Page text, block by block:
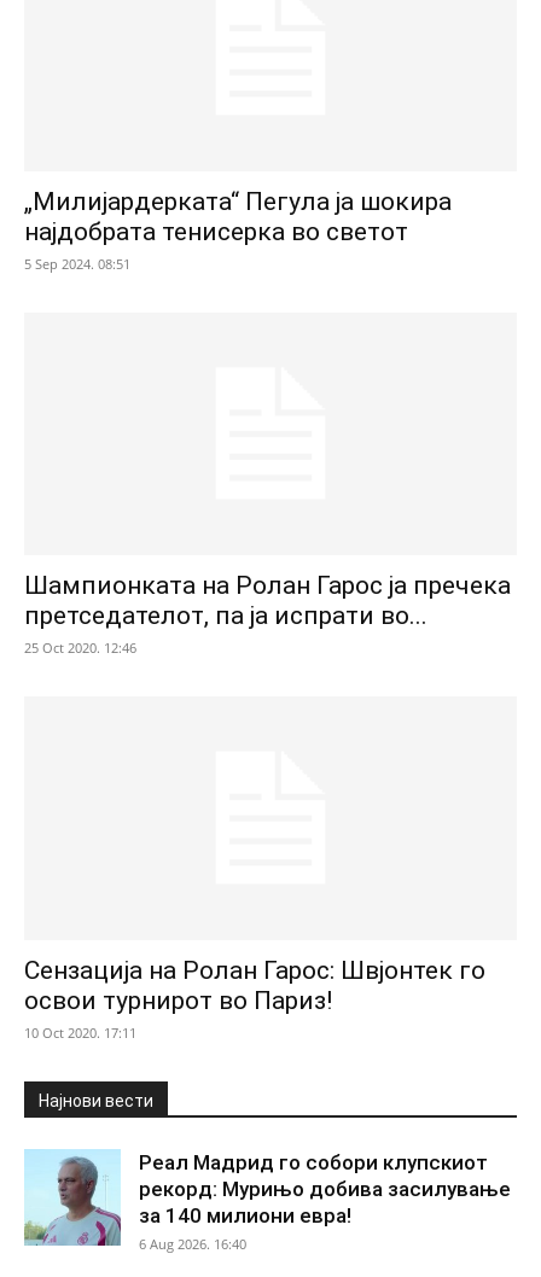
„Милијардерката“ Пегула ја шокира
најдобрата тенисерка во светот
5 Sep 2024. 08:51
Шампионката на Ролан Гарос ја пречека
претседателот, па ја испрати во...
25 Oct 2020. 12:46
Сензација на Ролан Гарос: Швјонтек го
освои турнирот во Париз!
10 Oct 2020. 17:11
Најнови вести
Реал Мадрид го собори клупскиот
рекорд: Мурињо добива засилување
за 140 милиони евра!
6 Aug 2026. 16:40